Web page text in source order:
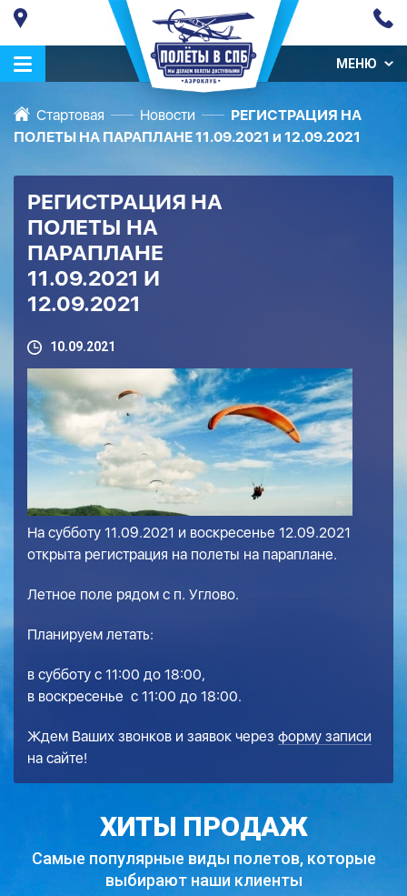
МЕНЮ
Стартовая Новости
РЕГИСТРАЦИЯ НА
ПОЛЕТЫ НА ПАРАПЛАНЕ 11.09.2021 и 12.09.2021
РЕГИСТРАЦИЯ НА
ПОЛЕТЫ НА
ПАРАПЛАНЕ
11.09.2021 И
12.09.2021
10.09.2021
На субботу 11.09.2021 и воскресенье 12.09.2021
открыта регистрация на полеты на параплане.
Летное поле рядом с п. Углово.
Планируем летать:
в субботу с 11:00 до 18:00,
в воскресенье с 11:00 до 18:00.
Ждем Ваших звонков и заявок через форму записи
на сайте!
ХИТЫ ПРОДАЖ
Самые популярные виды полетов, которые
выбирают наши клиенты